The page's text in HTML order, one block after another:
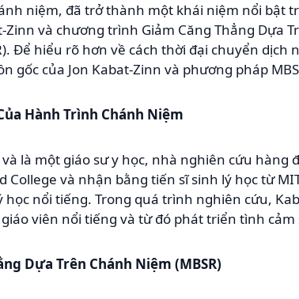
niệm, đã trở thành một khái niệm nổi bật
Zinn và chương trình Giảm Căng Thẳng Dựa
Để hiểu rõ hơn về cách thời đại chuyển
gốc của Jon Kabat-Zinn và phương pháp
Hành Trình Chánh Niệm
là một giáo sư y học, nhà nghiên cứu
và nhận bằng tiến sĩ sinh lý học từ
học nổi tiếng. Trong quá trình nghiên cứu,
viên nổi tiếng và từ đó phát triển tình cảm
Dựa Trên Chánh Niệm (MBSR)